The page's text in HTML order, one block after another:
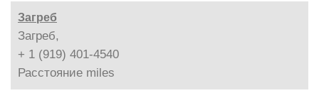
Загреб
Загреб,
+ 1 (919) 401-4540
Расстояние miles